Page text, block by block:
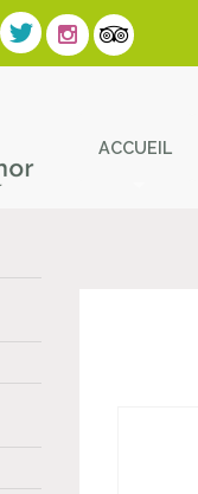
ACCUEIL